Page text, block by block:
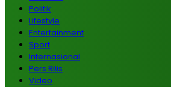
Politik
Lifestyle
Entertainment
Sport
Internasional
Pers Rilis
Video